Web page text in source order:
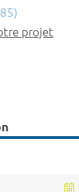
projet